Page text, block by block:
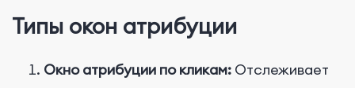
Типы окон атрибуции
Окно атрибуции по кликам: Отслеживает